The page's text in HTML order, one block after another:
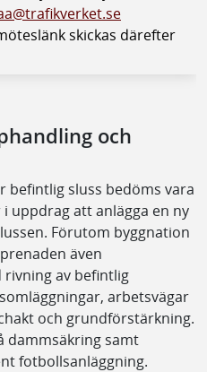
skickas därefter
och
befintlig sluss bedöms vara
uppdrag att anlägga en ny
Förutom byggnation
även
av befintlig
arbetsvägar
och grundförstärkning.
dammsäkring samt
fotbollsanläggning.